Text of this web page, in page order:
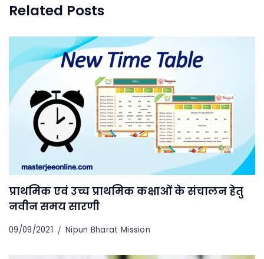
Related Posts
प्राथमिक एवं उच्च प्राथमिक कक्षाओं के संचालन हेतु
नवीन समय सारणी
09/09/2021 Nipun Bharat Mission